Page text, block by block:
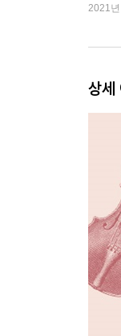
낭만
Part
마술
신
신식
나팔
사
인류
제2
디베
현악
악기
2021
상세